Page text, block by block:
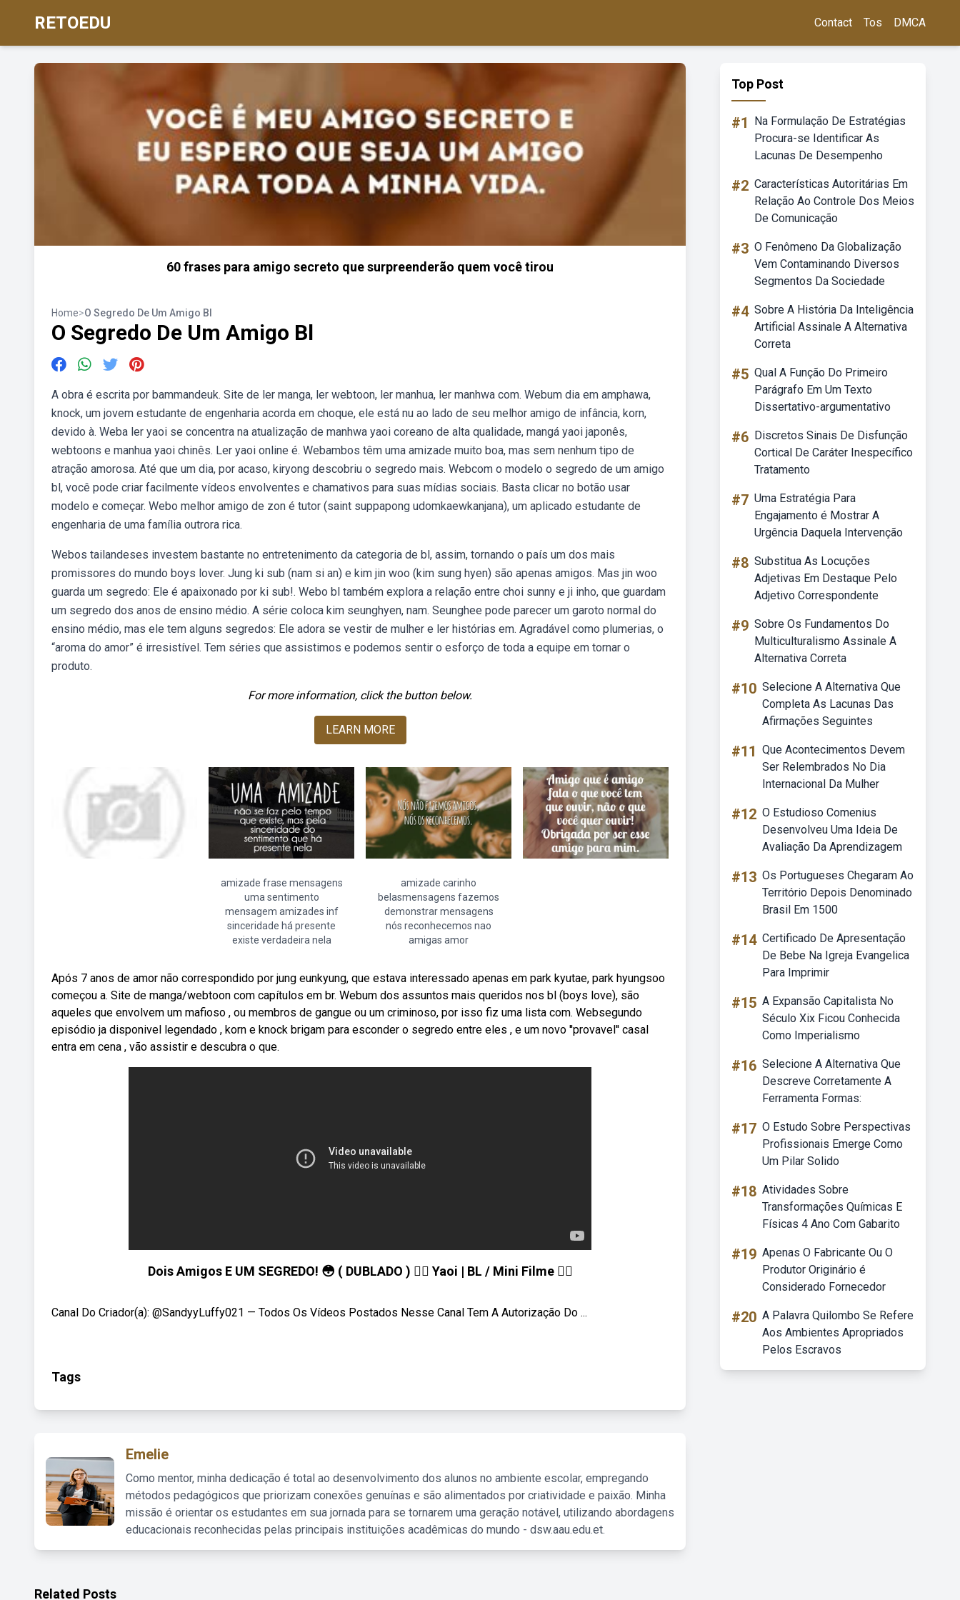
RETOEDU Contact Tos DMCA
60 frases para amigo secreto que surpreenderão quem você tirou
Home>O Segredo De Um Amigo Bl
O Segredo De Um Amigo Bl
A obra é escrita por bammandeuk. Site de ler manga, ler webtoon, ler manhua, ler manhwa com. Webum dia em amphawa,
knock, um jovem estudante de engenharia acorda em choque, ele está nu ao lado de seu melhor amigo de infância, korn,
devido à. Weba ler yaoi se concentra na atualização de manhwa yaoi coreano de alta qualidade, mangá yaoi japonês,
webtoons e manhua yaoi chinês. Ler yaoi online é. Webambos têm uma amizade muito boa, mas sem nenhum tipo de
atração amorosa. Até que um dia, por acaso, kiryong descobriu o segredo mais. Webcom o modelo o segredo de um amigo
bl, você pode criar facilmente vídeos envolventes e chamativos para suas mídias sociais. Basta clicar no botão usar
modelo e começar. Webo melhor amigo de zon é tutor (saint suppapong udomkaewkanjana), um aplicado estudante de
engenharia de uma família outrora rica.
Webos tailandeses investem bastante no entretenimento da categoria de bl, assim, tornando o país um dos mais
promissores do mundo boys lover. Jung ki sub (nam si an) e kim jin woo (kim sung hyen) são apenas amigos. Mas jin woo
guarda um segredo: Ele é apaixonado por ki sub!. Webo bl também explora a relação entre choi sunny e ji inho, que guardam
um segredo dos anos de ensino médio. A série coloca kim seunghyen, nam. Seunghee pode parecer um garoto normal do
ensino médio, mas ele tem alguns segredos: Ele adora se vestir de mulher e ler histórias em. Agradável como plumerias, o
“aroma do amor” é irresistível. Tem séries que assistimos e podemos sentir o esforço de toda a equipe em tornar o
produto.
For more information, click the button below.
LEARN MORE
amizade frase mensagens
uma sentimento
mensagem amizades inf
sinceridade há presente
existe verdadeira nela
amizade carinho
belasmensagens fazemos
demonstrar mensagens
nós reconhecemos nao
amigas amor
Após 7 anos de amor não correspondido por jung eunkyung, que estava interessado apenas em park kyutae, park hyungsoo
começou a. Site de manga/webtoon com capítulos em br. Webum dos assuntos mais queridos nos bl (boys love), são
aqueles que envolvem um mafioso , ou membros de gangue ou um criminoso, por isso fiz uma lista com. Websegundo
episódio ja disponivel legendado , korn e knock brigam para esconder o segredo entre eles , e um novo ''provavel'' casal
entra em cena , vão assistir e descubra o que.
Dois Amigos E UM SEGREDO! 😳 ( DUBLADO ) 🏳️‍🌈 Yaoi | BL / Mini Filme 🏳️‍🌈
Canal Do Criador(a): @SandyyLuffy021 — Todos Os Vídeos Postados Nesse Canal Tem A Autorização Do ...
Tags
Emelie
Como mentor, minha dedicação é total ao desenvolvimento dos alunos no ambiente escolar, empregando
métodos pedagógicos que priorizam conexões genuínas e são alimentados por criatividade e paixão. Minha
missão é orientar os estudantes em sua jornada para se tornarem uma geração notável, utilizando abordagens
educacionais reconhecidas pelas principais instituições acadêmicas do mundo - dsw.aau.edu.et.
Top Post
#1
Na Formulação De Estratégias
Procura-se Identificar As
Lacunas De Desempenho
#2 Características Autoritárias Em
Relação Ao Controle Dos Meios
De Comunicação
#3 O Fenômeno Da Globalização
Vem Contaminando Diversos
Segmentos Da Sociedade
#4 Sobre A História Da Inteligência
Artificial Assinale A Alternativa
Correta
#5 Qual A Função Do Primeiro
Parágrafo Em Um Texto
Dissertativo-argumentativo
#6 Discretos Sinais De Disfunção
Cortical De Caráter Inespecífico
Tratamento
#7 Uma Estratégia Para
Engajamento é Mostrar A
Urgência Daquela Intervenção
#8 Substitua As Locuções
Adjetivas Em Destaque Pelo
Adjetivo Correspondente
#9 Sobre Os Fundamentos Do
Multiculturalismo Assinale A
Alternativa Correta
#10 Selecione A Alternativa Que
Completa As Lacunas Das
Afirmações Seguintes
#11 Que Acontecimentos Devem
Ser Relembrados No Dia
Internacional Da Mulher
#12 O Estudioso Comenius
Desenvolveu Uma Ideia De
Avaliação Da Aprendizagem
#13 Os Portugueses Chegaram Ao
Território Depois Denominado
Brasil Em 1500
#14 Certificado De Apresentação
De Bebe Na Igreja Evangelica
Para Imprimir
#15 A Expansão Capitalista No
Século Xix Ficou Conhecida
Como Imperialismo
#16 Selecione A Alternativa Que
Descreve Corretamente A
Ferramenta Formas:
#17 O Estudo Sobre Perspectivas
Profissionais Emerge Como
Um Pilar Solido
#18 Atividades Sobre
Transformações Químicas E
Físicas 4 Ano Com Gabarito
#19 Apenas O Fabricante Ou O
Produtor Originário é
Considerado Fornecedor
#20 A Palavra Quilombo Se Refere
Aos Ambientes Apropriados
Pelos Escravos
Related Posts